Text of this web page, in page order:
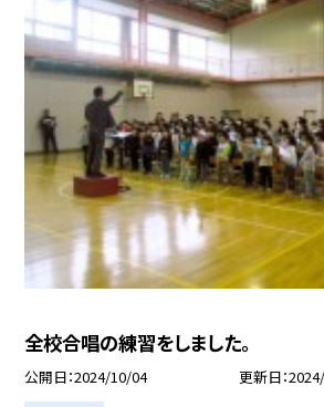
全校合唱の練習をしました。
公開日 2024/10/04 更新日